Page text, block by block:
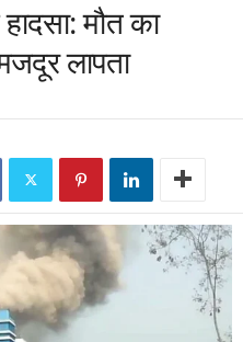
मौत का
लापता